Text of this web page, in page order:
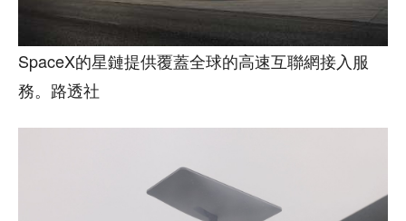
SpaceX的星鏈提供覆蓋全球的高速互聯網接入服
務。路透社